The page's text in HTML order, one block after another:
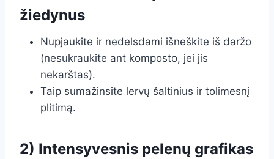
žiedynus
Nupjaukite ir nedelsdami išneškite iš daržo
(nesukraukite ant komposto, jei jis
nekarštas).
Taip sumažinsite lervų šaltinius ir tolimesnį
plitimą.
2) Intensyvesnis pelenų grafikas